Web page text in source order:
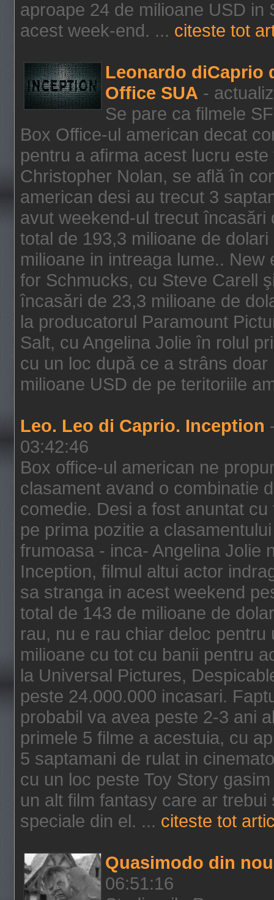
aproape 24 de milioane USD in
acest week-end. ... citeste tot
Leonardo diCaprio
Office SUA -
Se pare ca filmele
Box Office-ul american decat
pentru a afirma acest lucru
Christopher Nolan, se află în
american desi au trecut 3
avut weekend-ul trecut încasări
total de 193,3 milioane de
milioane in intreaga lume..
for Schmucks, cu Steve Carell
încasări de 23,3 milioane de
la producatorul Paramount
Salt, cu Angelina Jolie în rolul
cu un loc după ce a strâns
milioane USD de pe teritoriile
Leo. Leo di Caprio. Inception
03:42:46
Box office-ul american ne
clasament avand o combinatie
comedie. Desi a fost anuntat
pe prima pozitie a
frumoasa - inca- Angelina Jolie
Inception, filmul altui actor
sa stranga in acest weekend
total de 143 de milioane de
rau, nu e rau chiar deloc
milioane cu tot cu banii pentru
la Universal Pictures,
peste 24.000.000 incasari.
probabil va avea peste 2-3 ani
primele 5 filme a acestuia, cu
5 saptamani de rulat in
cu un loc peste Toy Story
un alt film fantasy care ar
speciale din el. ... citeste tot
Quasimodo din
06:51:16